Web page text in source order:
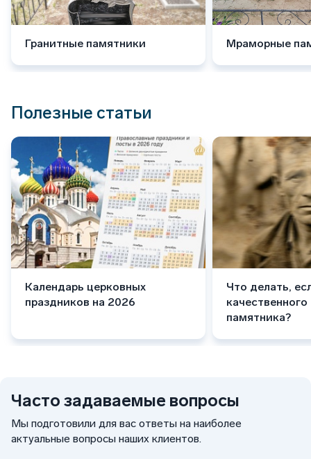
Гранитные памятники Мраморные
Полезные статьи
Календарь церковных
праздников на 2026
Что делать,
памятника?
Часто задаваемые вопросы
Мы подготовили для вас ответы на наиболее
актуальные вопросы наших клиентов.